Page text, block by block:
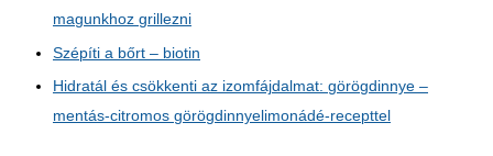
magunkhoz grillezni
Szépíti a bőrt – biotin
Hidratál és csökkenti az izomfájdalmat: görögdinnye –
mentás-citromos görögdinnyelimonádé-recepttel